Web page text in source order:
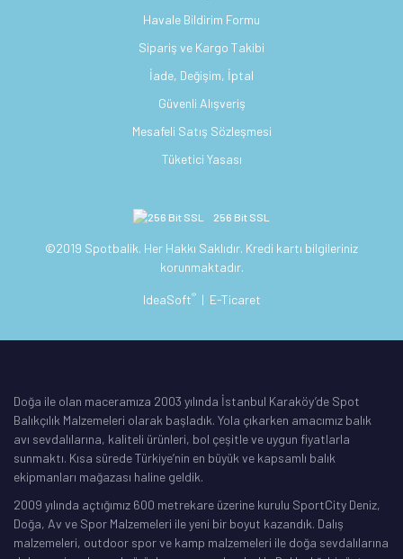
Havale Bildirim Formu
Sipariş ve Kargo Takibi
İade, Değişim, İptal
Güvenli Alışveriş
Mesafeli Satış Sözleşmesi
Tüketici Yasası
256 Bit SSL
©2019 Spotbalik. Her Hakkı Saklıdır. Kredi kartı bilgileriniz
korunmaktadır.
IdeaSoft® | E-Ticaret
Doğa ile olan maceramıza 2003 yılında İstanbul Karaköy’de Spot
Balıkçılık Malzemeleri olarak başladık. Yola çıkarken amacımız balık
avı sevdalılarına, kaliteli ürünleri, bol çeşitle ve uygun fiyatlarla
sunmaktı. Kısa sürede Türkiye’nin en büyük ve kapsamlı balık
ekipmanları mağazası haline geldik.
2009 yılında açtığımız 600 metrekare üzerine kurulu SportCity Deniz,
Doğa, Av ve Spor Malzemeleri ile yeni bir boyut kazandık. Dalış
malzemeleri, outdoor spor ve kamp malzemeleri ile doğa sevdalılarına